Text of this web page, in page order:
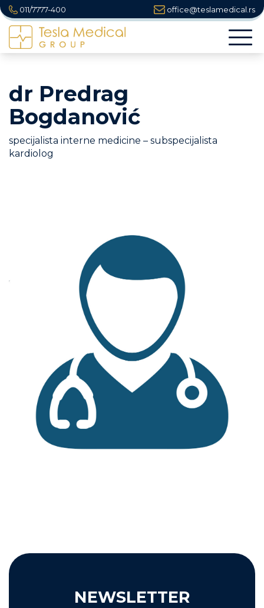
011/7777-400 office@teslamedical.rs
dr Predrag
Bogdanović
specijalista interne medicine – subspecijalista
kardiolog
NEWSLETTER